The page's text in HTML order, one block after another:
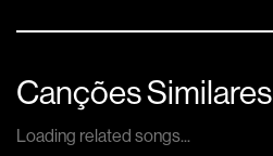
Canções Similares
Loading related songs...